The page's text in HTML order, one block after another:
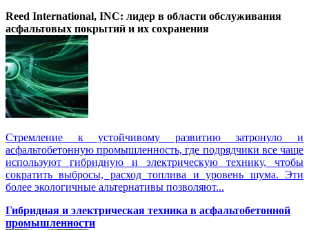
Reed International, INC: лидер в области обслуживания
асфальтовых покрытий и их сохранения
Стремление к устойчивому развитию затронуло и
асфальтобетонную промышленность, где подрядчики все чаще
используют гибридную и электрическую технику, чтобы
сократить выбросы, расход топлива и уровень шума. Эти
более экологичные альтернативы позволяют...
Гибридная и электрическая техника в асфальтобетонной
промышленности